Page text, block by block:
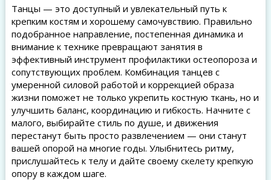
Танцы — это доступный и увлекательный путь к
крепким костям и хорошему самочувствию. Правильно
подобранное направление, постепенная динамика и
внимание к технике превращают занятия в
эффективный инструмент профилактики остеопороза и
сопутствующих проблем. Комбинация танцев с
умеренной силовой работой и коррекцией образа
жизни поможет не только укрепить костную ткань, но и
улучшить баланс, координацию и гибкость. Начните с
малого, выбирайте стиль по душе, и движения
перестанут быть просто развлечением — они станут
вашей опорой на многие годы. Улыбнитесь ритму,
прислушайтесь к телу и дайте своему скелету крепкую
опору в каждом шаге.